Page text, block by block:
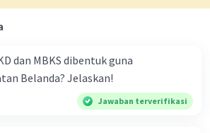
dan MBKS dibentuk guna
Belanda? Jelaskan!
Jawaban terverifikasi